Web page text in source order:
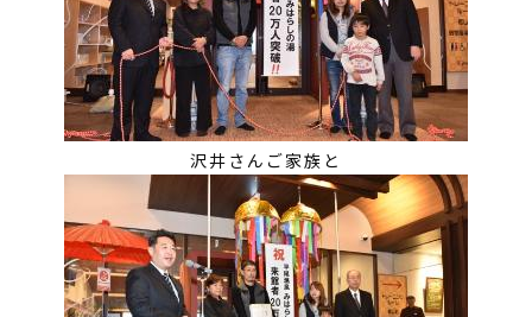
沢井さんご家族と